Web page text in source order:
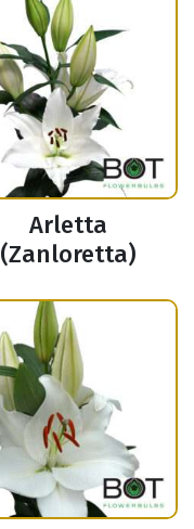
Arletta
(Zanloretta)